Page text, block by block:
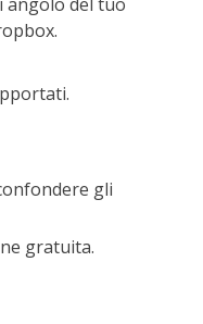
gli
gratuita.